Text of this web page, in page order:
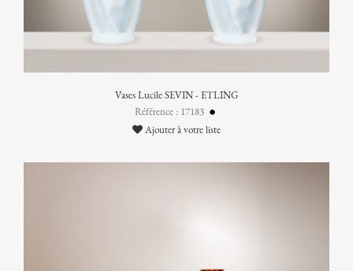
Vases Lucile SEVIN - ETLING
Référence : 17183
Ajouter à votre liste